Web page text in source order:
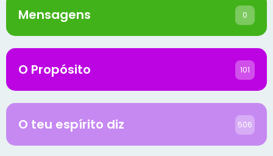
Mensagens 0
O Propósito 101
O teu espírito diz 506